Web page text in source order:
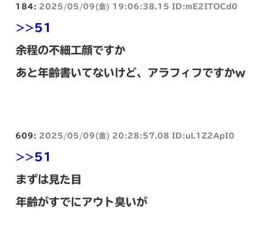
184: 2025/05/09(金) 19:06:38.15 ID:mE2ITOCd0
>>51
余程の不細工顔ですか
あと年齢書いてないけど、アラフィフですかw
609: 2025/05/09(金) 20:28:57.08 ID:uL1Z2ApI0
>>51
まずは見た目
年齢がすでにアウト臭いが